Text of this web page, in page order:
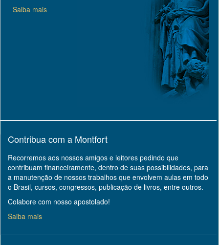
Saiba mais
Contribua com a Montfort
Recorremos aos nossos amigos e leitores pedindo que
contribuam financeiramente, dentro de suas possibilidades, para
a manutenção de nossos trabalhos que envolvem aulas em todo
o Brasil, cursos, congressos, publicação de livros, entre outros.
Colabore com nosso apostolado!
Saiba mais